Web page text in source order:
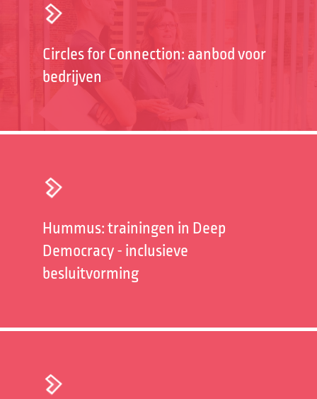
Circles for Connection: aanbod voor
bedrijven
Hummus: trainingen in Deep
Democracy - inclusieve
besluitvorming